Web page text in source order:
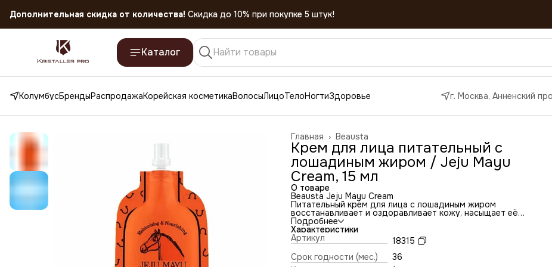
Скидка 45% на все товары до 31.07.2026
Каталог
КолумбусБрендыРаспродажаКорейская косметикаВолосыЛицоТелоНогтиЗдоровье г. Москва, Анненский
Beausta
Главная ›
Крем для лица питательный с
лошадиным жиром / Jeju Mayu
Cream, 15 мл
О товаре
Beausta Jeju Mayu Cream
Питательный крем для лица с лошадиным жиром
восстанавливает и оздоравливает кожу, насыщает её
витаминами, жирными кислотами, минералами и другими
необходимыми микроэлементами.
#Активные ингредиенты
Лошадиный жир стимулирует регенерацию тканей, заживляет
повреждения, снимает зуд и шелушение, а также создаёт
эффективную защиту от негативных внешних воздействий.
Подробнее
Характеристики
Артикул
18315
Срок годности (мес.)
36